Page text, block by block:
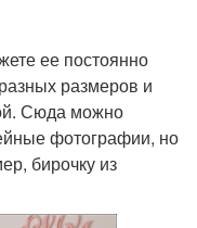
ее постоянно
размеров и
Сюда можно
фотографии, но
бирочку из